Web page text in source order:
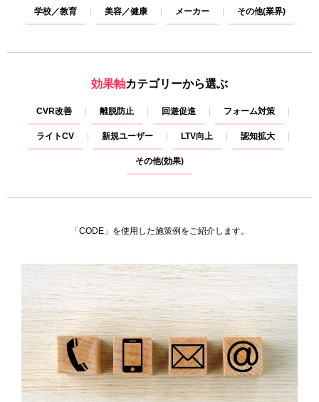
学校／教育 美容／健康 メーカー その他(業界)
効果軸カテゴリーから選ぶ
CVR改善 離脱防止 回遊促進 フォーム対策
ライトCV 新規ユーザー LTV向上 認知拡大
その他(効果)
「CODE」を使用した施策例をご紹介します。